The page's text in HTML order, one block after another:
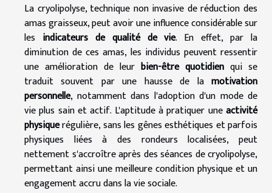
La cryolipolyse, technique non invasive de réduction des
amas graisseux, peut avoir une influence considérable sur
les indicateurs de qualité de vie. En effet, par la
diminution de ces amas, les individus peuvent ressentir
une amélioration de leur bien-être quotidien qui se
traduit souvent par une hausse de la motivation
personnelle, notamment dans l'adoption d'un mode de
vie plus sain et actif. L'aptitude à pratiquer uneactivité
physiquerégulière, sans les gênes esthétiques et parfois
physiques liées à des rondeurs localisées, peut
nettement s'accroître après des séances de cryolipolyse,
permettant ainsi une meilleure condition physique et un
engagement accru dans la vie sociale.